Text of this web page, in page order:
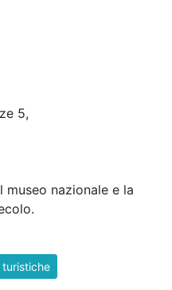
5,
museo nazionale e la